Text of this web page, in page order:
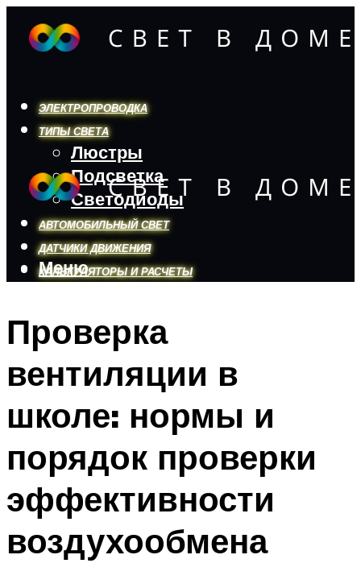
ЭЛЕКТРОПРОВОДКА
ТИПЫ СВЕТА
Люстры
Подсветка
Светодиоды
АВТОМОБИЛЬНЫЙ СВЕТ
ДАТЧИКИ ДВИЖЕНИЯ
КАЛЬКУЛЯТОРЫ И РАСЧЕТЫ
Меню
Меню
Проверка
вентиляции в
школе: нормы и
порядок проверки
эффективности
воздухообмена